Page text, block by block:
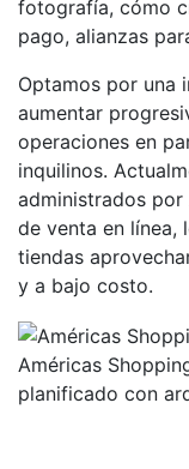
fotografía, cómo
pago, alianzas
Optamos por una
aumentar
operaciones en
inquilinos.
administrados
de venta en línea,
tiendas
y a bajo costo.
Américas
planificado con